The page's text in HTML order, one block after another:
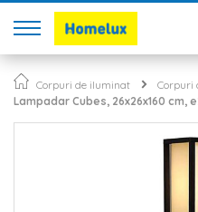
Corpuri de iluminat Corpuri
Lampadar Cubes, 26x26x160 cm,